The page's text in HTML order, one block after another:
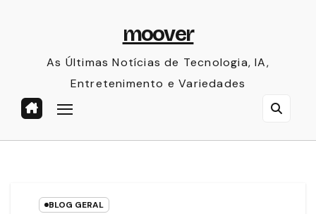
moover
As Últimas Notícias de Tecnologia, IA,
Entretenimento e Variedades
BLOG GERAL